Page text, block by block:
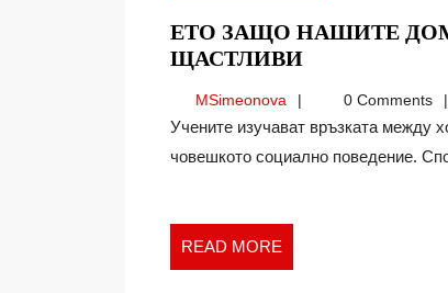
ЕТО ЗАЩО НАШИТЕ
ЩАСТЛИВИЕТО
НАШИТЕ
ДОМАШНИ
ЛЮБИМЦИ
MSimeonovaMSimeonova0 Comments
Учените изучават връзката между хората и животните и също така придобиват представа за
човешкото социално поведение.
READ MORE
MORE